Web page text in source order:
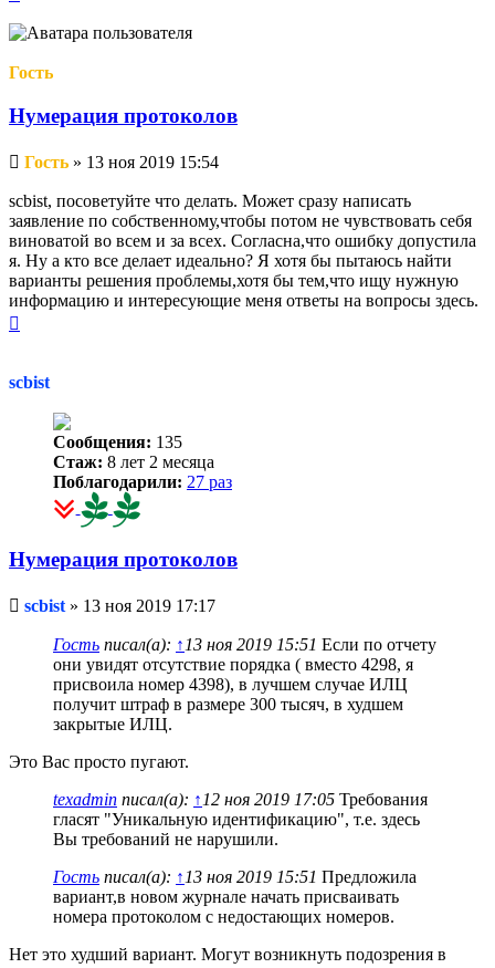
началу
Гость
Нумерация протоколов
Непрочитанное
Гость » 13 ноя 2019 15:54
scbist, посоветуйте что делать. Может сразу написать
заявление по собственному,чтобы потом не чувствовать себя
виноватой во всем и за всех. Согласна,что ошибку допустила
я. Ну а кто все делает идеально? Я хотя бы пытаюсь найти
варианты решения проблемы,хотя бы тем,что ищу нужную
информацию и интересующие меня ответы на вопросы здесь.
scbist
Сообщения: 135
Стаж: 8 лет 2 месяца
Поблагодарили: 27 раз
Нумерация протоколов
Непрочитанное
scbist » 13 ноя 2019 17:17
Гость писал(а): ↑ 13 ноя 2019 15:51 Если по отчету
они увидят отсутствие порядка ( вместо 4298, я
присвоила номер 4398), в лучшем случае ИЛЦ
получит штраф в размере 300 тысяч, в худшем
закрытые ИЛЦ.
Это Вас просто пугают.
texadmin писал(а): ↑ 12 ноя 2019 17:05 Требования
гласят "Уникальную идентификацию", т.е. здесь
Вы требований не нарушили.
Гость писал(а): ↑ 13 ноя 2019 15:51 Предложила
вариант,в новом журнале начать присваивать
номера протоколом с недостающих номеров.
Нет это худший вариант. Могут возникнуть подозрения в